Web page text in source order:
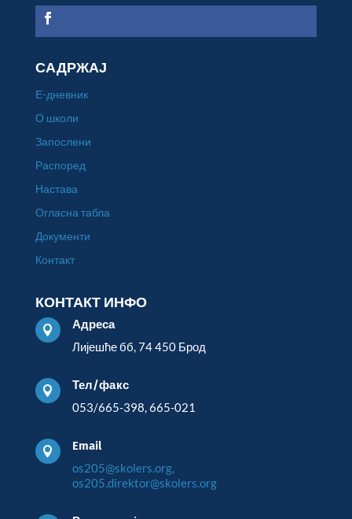
САДРЖАЈ
Е-дневник
О школи
Запослени
Распоред
Настава
Огласна табла
Документи
Контакт
КОНТАКТ ИНФО

Адреса
Лијешће бб, 74 450 Брод

Тел/факс
053/665-398, 665-021

Email
os205@skolers.org,
os205.direktor@skolers.org